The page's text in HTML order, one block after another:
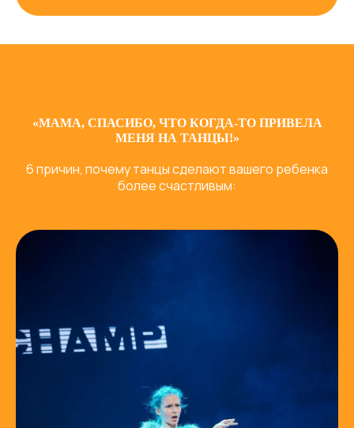
«МАМА, СПАСИБО, ЧТО КОГДА-ТО ПРИВЕЛА
МЕНЯ НА ТАНЦЫ!»
6 причин, почему танцы сделают вашего ребенка
более счастливым: